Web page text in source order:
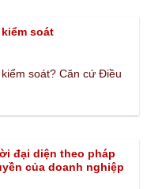
soát
soát? Căn cứ Điều
đại diện theo pháp
của doanh nghiệp